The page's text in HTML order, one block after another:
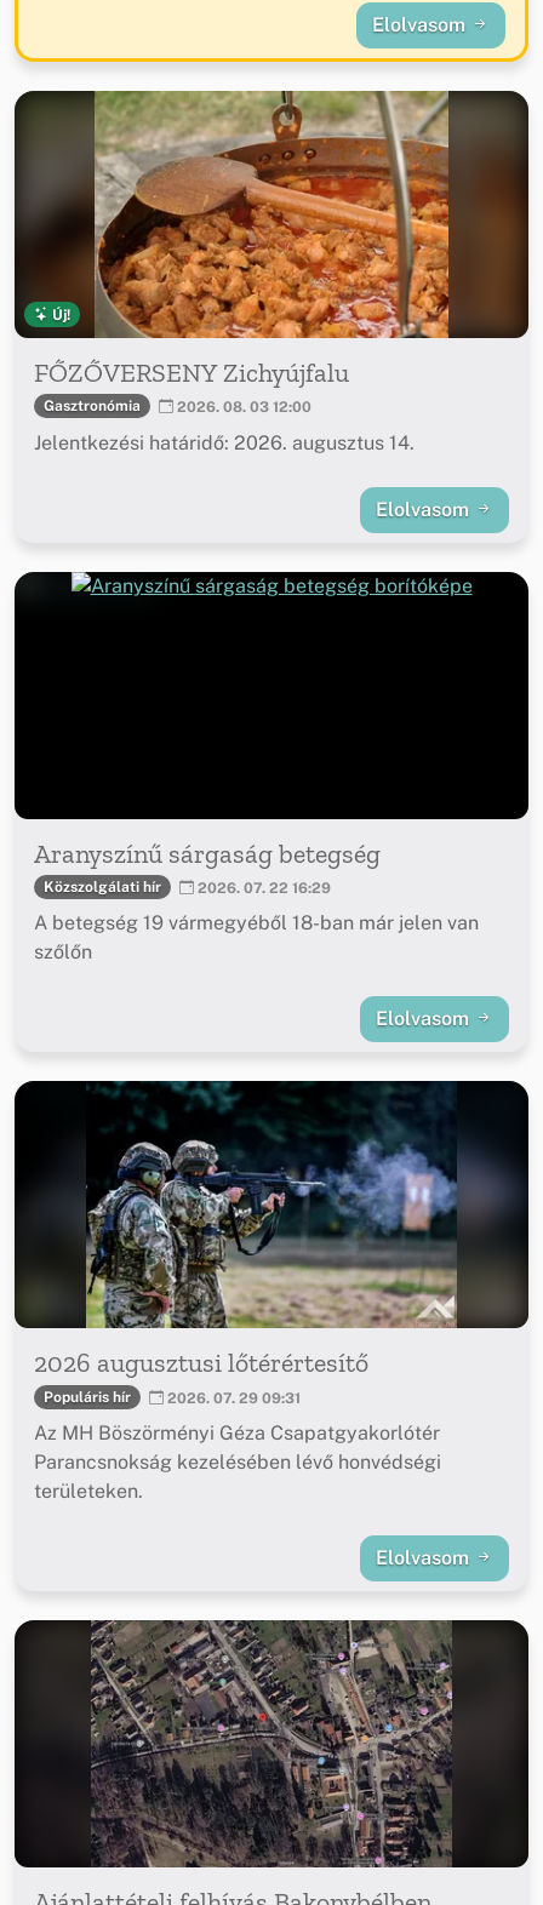
Elolvasom
Új!
FŐZŐVERSENY Zichyújfalu
Gasztronómia 2026. 08. 03 12:00
Jelentkezési határidő: 2026. augusztus 14.
Elolvasom
Aranyszínű sárgaság betegség
Közszolgálati hír 2026. 07. 22 16:29
A betegség 19 vármegyéből 18-ban már jelen van
szőlőn
Elolvasom
2026 augusztusi lőtérértesítő
Populáris hír 2026. 07. 29 09:31
Az MH Böszörményi Géza Csapatgyakorlótér
Parancsnokság kezelésében lévő honvédségi
területeken.
Elolvasom